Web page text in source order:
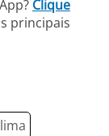
Clique
principais